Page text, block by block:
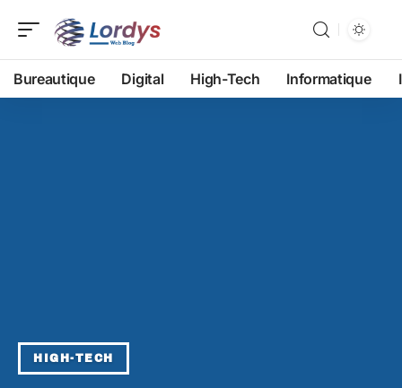
Bureautique Digital High-Tech Informatique
HIGH-TECH